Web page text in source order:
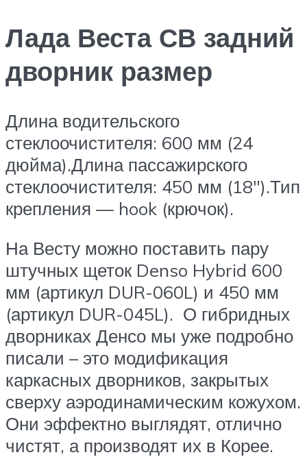
Лада Веста СВ задний
дворник размер
Длина водительского
стеклоочистителя: 600 мм (24
дюйма).Длина пассажирского
стеклоочистителя: 450 мм (18″).Тип
крепления — hook (крючок).
На Весту можно поставить пару
штучных щеток Denso Hybrid 600
мм (артикул DUR-060L) и 450 мм
(артикул DUR-045L). О гибридных
дворниках Денсо мы уже подробно
писали – это модификация
каркасных дворников, закрытых
сверху аэродинамическим кожухом.
Они эффектно выглядят, отлично
чистят, а производят их в Корее.